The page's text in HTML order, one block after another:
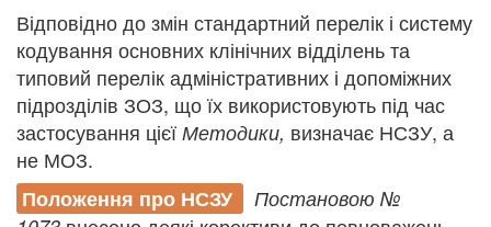
Відповідно до змін стандартний перелік і систему
кодування основних клінічних відділень та
типовий перелік адміністративних і допоміжних
підрозділів ЗОЗ, що їх використовують під час
застосування цієї Методики, визначає НСЗУ, а
не МОЗ.
Положення про НСЗУ
Постановою №